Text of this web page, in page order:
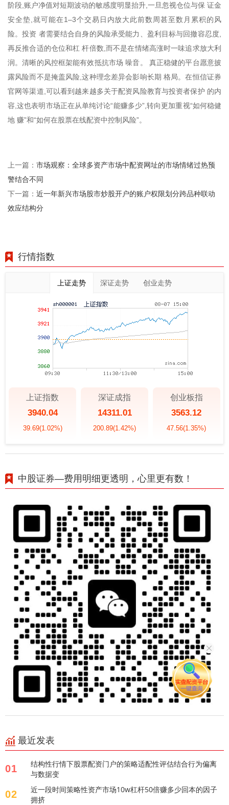
阶段,账户净值对短期波动的敏感度明显抬升,一旦忽视仓位与保 证金
安全垫,就可能在1–3个交易日内放大此前数周甚至数月累积的风
险。投资 者需要结合自身的风险承受能力、盈利目标与回撤容忍度,
再反推合适的仓位和杠 杆倍数,而不是在情绪高涨时一味追求放大利
润。清晰的风控框架能有效抵抗市场 噪音。 真正稳健的平台愿意披
露风险而不是掩盖风险,这种理念差异会影响长期 格局。在恒信证券
官网等渠道,可以看到越来越多关于配资风险教育与投资者保护 的内
容,这也表明市场正在从单纯讨论“能赚多少”,转向更加重视“如何稳健
地 赚”和“如何在股票在线配资中控制风险”。
上一篇： 市场观察：全球多资产市场中配资网址的市场情绪过热预
警结合不同
下一篇： 近一年新兴市场股市炒股开户的账户权限划分跨品种联动
效应结构分
行情指数
上证走势 深证走势 创业走势
上证指数
3940.04
39.69(1.02%)
深证成指
14311.01
200.89(1.42%)
创业板指
3563.12
47.56(1.35%)
中股证券—费用明细更透明，心里更有数！
最近发表
01
结构性行情下股票配资门户的策略适配性评估结合行为偏离
与数据变
02
近一段时间策略性资产市场10w杠杆50倍赚多少回本的因子
拥挤